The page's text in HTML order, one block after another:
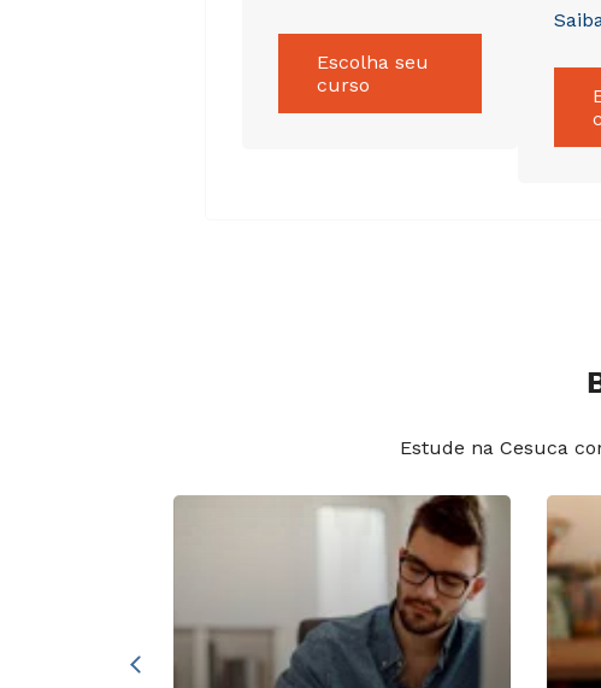
Escolha seu
curso
Estude na Cesuca